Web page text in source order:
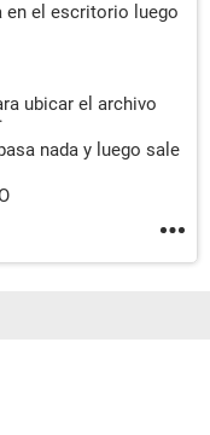
en el escritorio luego
ubicar el archivo
nada y luego sale